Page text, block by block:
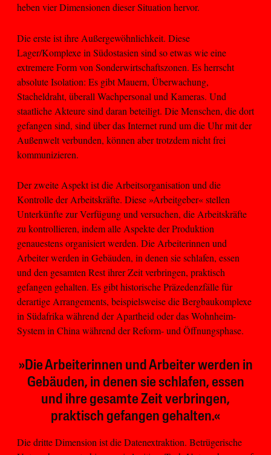
heben vier Dimensionen dieser Situation hervor.
Die erste ist ihre Außergewöhnlichkeit. Diese
Lager/Komplexe in Südostasien sind so etwas wie eine
extremere Form von Sonderwirtschaftszonen. Es herrscht
absolute Isolation: Es gibt Mauern, Überwachung,
Stacheldraht, überall Wachpersonal und Kameras. Und
staatliche Akteure sind daran beteiligt. Die Menschen, die dort
gefangen sind, sind über das Internet rund um die Uhr mit der
Außenwelt verbunden, können aber trotzdem nicht frei
kommunizieren.
Der zweite Aspekt ist die Arbeitsorganisation und die
Kontrolle der Arbeitskräfte. Diese »Arbeitgeber« stellen
Unterkünfte zur Verfügung und versuchen, die Arbeitskräfte
zu kontrollieren, indem alle Aspekte der Produktion
genauestens organisiert werden. Die Arbeiterinnen und
Arbeiter werden in Gebäuden, in denen sie schlafen, essen
und den gesamten Rest ihrer Zeit verbringen, praktisch
gefangen gehalten. Es gibt historische Präzedenzfälle für
derartige Arrangements, beispielsweise die Bergbaukomplexe
in Südafrika während der Apartheid oder das Wohnheim-
System in China während der Reform- und Öffnungsphase.
»Die Arbeiterinnen und Arbeiter werden in
Gebäuden, in denen sie schlafen, essen
und ihre gesamte Zeit verbringen,
praktisch gefangen gehalten.«
Die dritte Dimension ist die Datenextraktion. Betrügerische